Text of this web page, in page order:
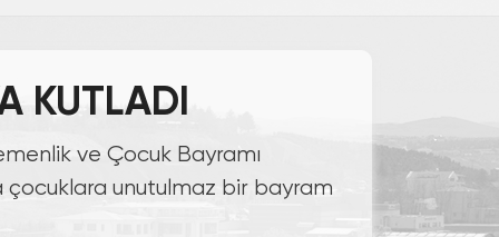
KUTLADI
ve Çocuk Bayramı
çocuklara unutulmaz bir bayram